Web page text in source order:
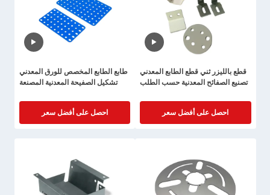
قطع بالليزر ثني قطع الطابع المعدني
تصنيع الصفائح المعدنية حسب الطلب
احصل على أفضل سعر
طابع الطابع المخصص للورق المعدني
تشكيل الصفيحة المعدنية المصنعة
احصل على أفضل سعر